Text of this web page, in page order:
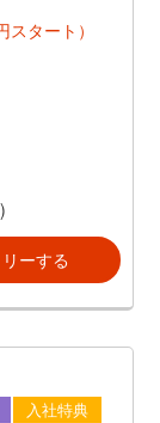
タート）
ーする
入社特典